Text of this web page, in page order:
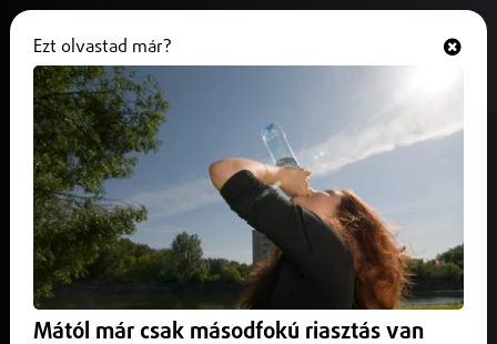
Az M3-as autópályán, a
Hajdúnánási pihenő előtt
karbantartási munkákat
végeznek.
2025. március 13.Közlekedés infó
Ezt olvastad már?
Mától már csak másodfokú riasztás van